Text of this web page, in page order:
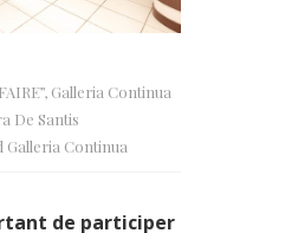
Galleria Continua
De Santis
Galleria Continua
de participer